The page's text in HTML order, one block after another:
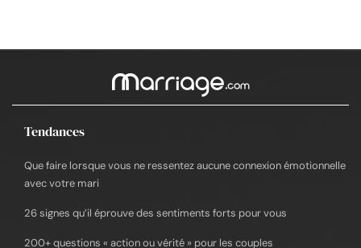
Tendances
Que faire lorsque vous ne ressentez aucune connexion émotionnelle
avec votre mari
26 signes qu’il éprouve des sentiments forts pour vous
200+ questions « action ou vérité » pour les couples